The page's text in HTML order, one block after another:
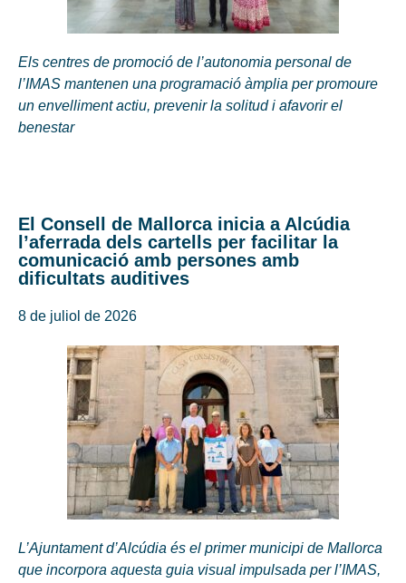
Els centres de promoció de l’autonomia personal de
l’IMAS mantenen una programació àmplia per promoure
un envelliment actiu, prevenir la solitud i afavorir el
benestar
El Consell de Mallorca inicia a Alcúdia
l’aferrada dels cartells per facilitar la
comunicació amb persones amb
dificultats auditives
8 de juliol de 2026
L’Ajuntament d’Alcúdia és el primer municipi de Mallorca
que incorpora aquesta guia visual impulsada per l’IMAS,